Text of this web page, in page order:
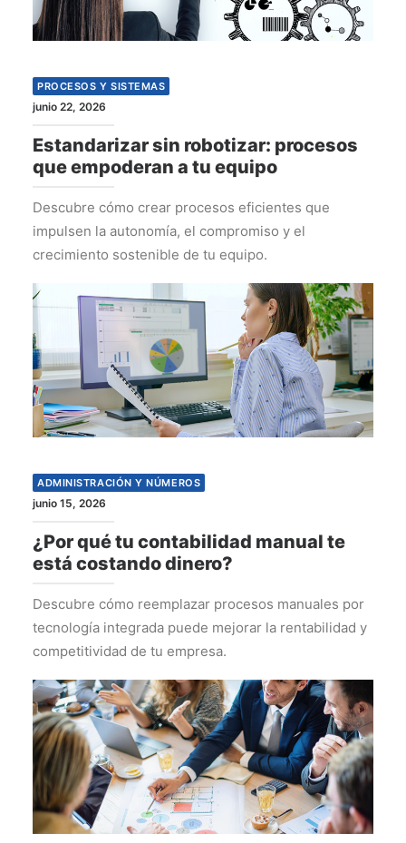
PROCESOS Y SISTEMAS
junio 22, 2026
Estandarizar sin robotizar: procesos
que empoderan a tu equipo
Descubre cómo crear procesos eficientes que
impulsen la autonomía, el compromiso y el
crecimiento sostenible de tu equipo.
ADMINISTRACIÓN Y NÚMEROS
junio 15, 2026
¿Por qué tu contabilidad manual te
está costando dinero?
Descubre cómo reemplazar procesos manuales por
tecnología integrada puede mejorar la rentabilidad y
competitividad de tu empresa.